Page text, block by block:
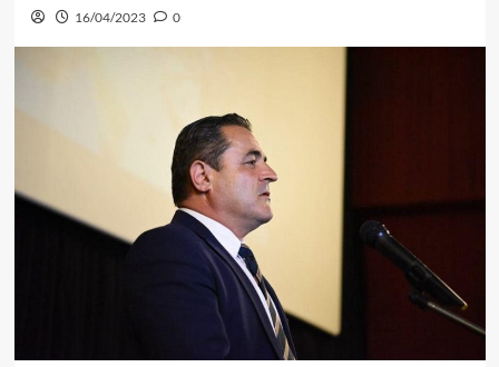
16/04/2023 0